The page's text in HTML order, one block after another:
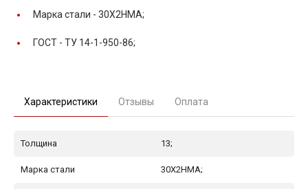
Марка стали - 30Х2НМА;
ГОСТ - ТУ 14-1-950-86;
Характеристики Отзывы Оплата
Толщина 13;
Марка стали 30Х2НМА;